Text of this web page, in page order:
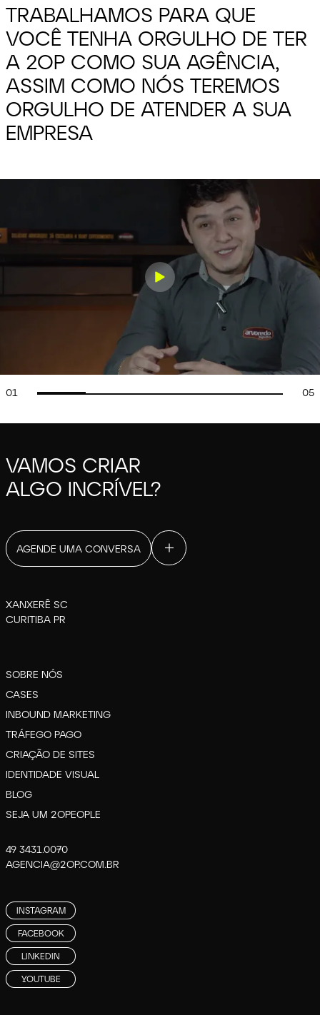
Depoimentos
TRABALHAMOS PARA QUE
VOCÊ TENHA ORGULHO DE TER
A 2OP COMO SUA AGÊNCIA,
ASSIM COMO NÓS TEREMOS
ORGULHO DE ATENDER A SUA
EMPRESA
01 05
VAMOS CRIAR
ALGO INCRÍVEL?
AGENDE UMA CONVERSA
XANXERÊ SC
CURITIBA PR
SOBRE NÓS
CASES
INBOUND MARKETING
TRÁFEGO PAGO
CRIAÇÃO DE SITES
IDENTIDADE VISUAL
BLOG
SEJA UM 2OPEOPLE
49 3431.0070
AGENCIA@2OP.COM.BR
INSTAGRAM
FACEBOOK
LINKEDIN
YOUTUBE